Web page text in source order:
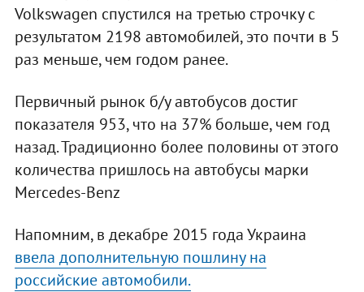
Volkswagen спустился на третью строчку с
результатом 2198 автомобилей, это почти в 5
раз меньше, чем годом ранее.
Первичный рынок б/у автобусов достиг
показателя 953, что на 37% больше, чем год
назад. Традиционно более половины от этого
количества пришлось на автобусы марки
Mercedes-Benz
Напомним, в декабре 2015 года Украина
ввела дополнительную пошлину на
российские автомобили.